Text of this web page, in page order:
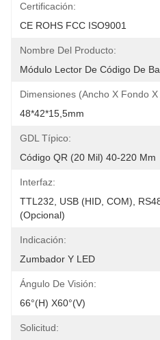
Certificación:
CE ROHS FCC ISO9001
Nombre Del Producto:
Módulo Lector De Código De
Dimensiones (Ancho X Fondo X
48*42*15,5mm
GDL Típico:
Código QR (20 Mil) 40-220 Mm
Interfaz:
TTL232, USB (HID, COM),
(opcional)
Indicación:
Zumbador Y LED
Ángulo De Visión:
66°(H) X60°(V)
Solicitud: